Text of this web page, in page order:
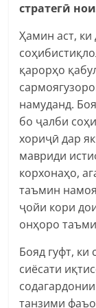
стратегӣ
Ҳамин аст,
қарорҳо
намуданд.
бо ҷалби
хориҷӣ дар
мавриди
корхонаҳо,
таъмин
ҷойи кори
онҳоро
Бояд гуфт,
сиёсати
танзими